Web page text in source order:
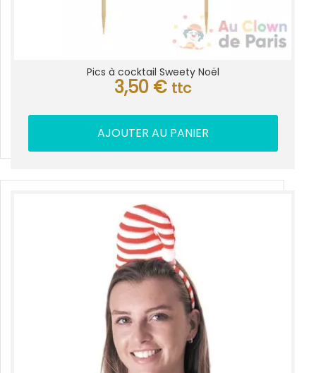
Pics à cocktail Sweety Noël
3,50 € ttc
AJOUTER AU PANIER